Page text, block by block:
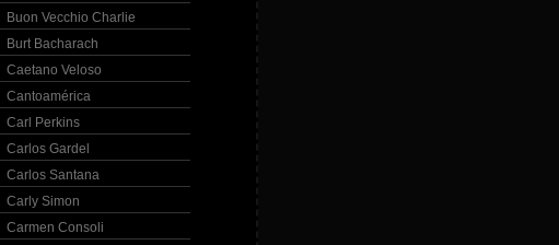
Buon Vecchio Charlie
Burt Bacharach
Caetano Veloso
Cantoamérica
Carl Perkins
Carlos Gardel
Carlos Santana
Carly Simon
Carmen Consoli